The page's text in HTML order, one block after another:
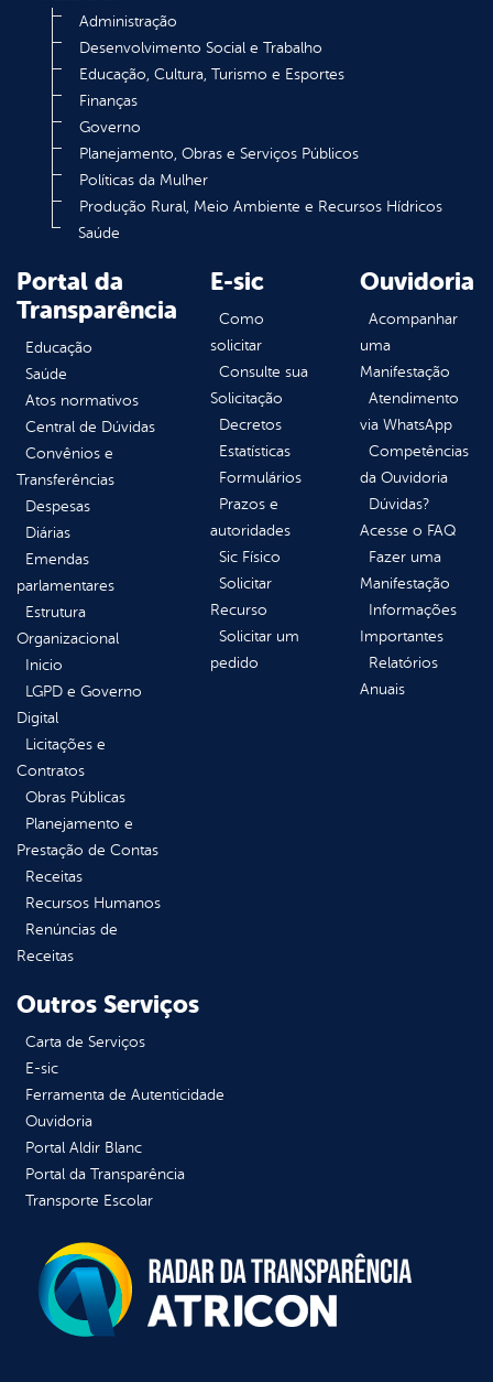
Administração
Desenvolvimento Social e Trabalho
Educação, Cultura, Turismo e Esportes
Finanças
Governo
Planejamento, Obras e Serviços Públicos
Políticas da Mulher
Produção Rural, Meio Ambiente e Recursos Hídricos
Saúde
Portal da
Transparência
Educação
Saúde
Atos normativos
Central de Dúvidas
Convênios e
Transferências
Despesas
Diárias
Emendas
parlamentares
Estrutura
Organizacional
Inicio
LGPD e Governo
Digital
Licitações e
Contratos
Obras Públicas
Planejamento e
Prestação de Contas
Receitas
Recursos Humanos
Renúncias de
Receitas
E-sic
Como
solicitar
Consulte sua
Solicitação
Decretos
Estatísticas
Formulários
Prazos e
autoridades
Sic Físico
Solicitar
Recurso
Solicitar um
pedido
Ouvidoria
Acompanhar
uma
Manifestação
Atendimento
via WhatsApp
Competências
da Ouvidoria
Dúvidas?
Acesse o FAQ
Fazer uma
Manifestação
Informações
Importantes
Relatórios
Anuais
Outros Serviços
Carta de Serviços
E-sic
Ferramenta de Autenticidade
Ouvidoria
Portal Aldir Blanc
Portal da Transparência
Transporte Escolar